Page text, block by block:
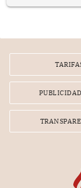
por la frustrada